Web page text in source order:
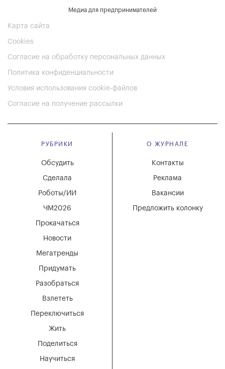
Медиа для предпринимателей
Карта сайта
Cookies
Согласие на обработку персональных данных
Политика конфиденциальности
Условия использования cookie-файлов
Согласие на получение рассылки
РУБРИКИ
Мегатренды
Придумать
Разобраться
Взлететь
Новости
Переключиться
Жить
Поделиться
Научиться
Обсудить
Сделала
Роботы/ИИ
ЧМ2026
Прокачаться
О ЖУРНАЛЕ
Вакансии
Реклама
Контакты
Предложить колонку